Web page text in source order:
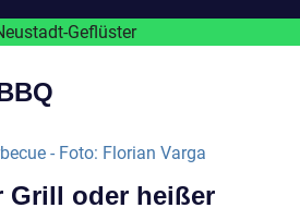
Grill oder heißer